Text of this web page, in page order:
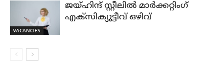
VACANCIES
ജയ്‌ഹിന്ദ്‌ സ്റ്റീലിൽ മാർക്കറ്റിംഗ്
എക്സിക്യൂട്ടീവ് ഒഴിവ്